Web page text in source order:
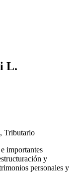
L.
, Tributario
importantes
y
personales y